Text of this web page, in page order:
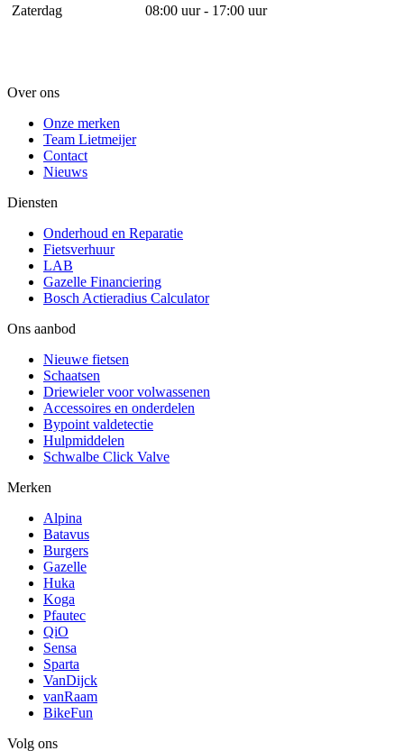
Zaterdag
08:00 uur - 17:00 uur
Over ons
Onze merken
Team Lietmeijer
Contact
Nieuws
Diensten
Onderhoud en Reparatie
Fietsverhuur
LAB
Gazelle Financiering
Bosch Actieradius Calculator
Ons aanbod
Nieuwe fietsen
Schaatsen
Driewieler voor volwassenen
Accessoires en onderdelen
Bypoint valdetectie
Hulpmiddelen
Schwalbe Click Valve
Merken
Alpina
Batavus
Burgers
Gazelle
Huka
Koga
Pfautec
QiO
Sensa
Sparta
VanDijck
vanRaam
BikeFun
Volg ons